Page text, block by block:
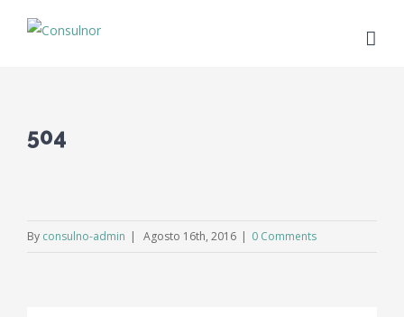
504
By consulno-admin | Agosto 16th, 2016 | 0 Comments